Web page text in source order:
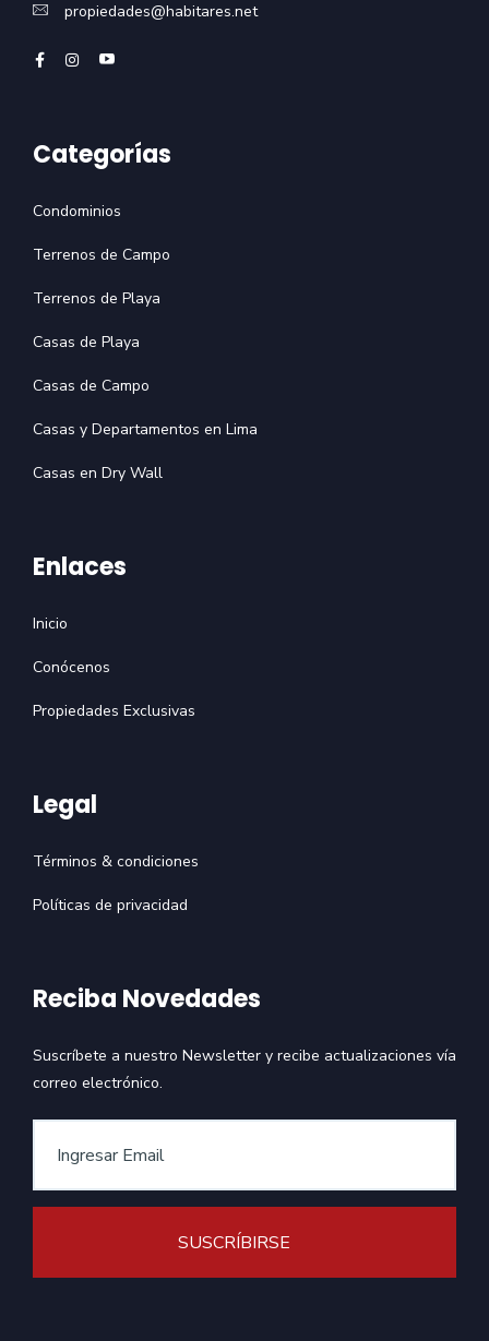
propiedades@habitares.net
Categorías
Condominios
Terrenos de Campo
Terrenos de Playa
Casas de Playa
Casas de Campo
Casas y Departamentos en Lima
Casas en Dry Wall
Enlaces
Inicio
Conócenos
Propiedades Exclusivas
Legal
Términos & condiciones
Políticas de privacidad
Reciba Novedades
Suscríbete a nuestro Newsletter y recibe actualizaciones vía
correo electrónico.